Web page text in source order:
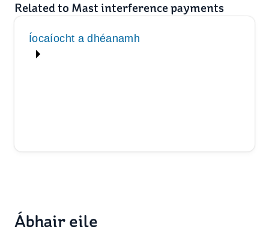
Related to Mast interference payments
Íocaíocht a dhéanamh
Ábhair eile